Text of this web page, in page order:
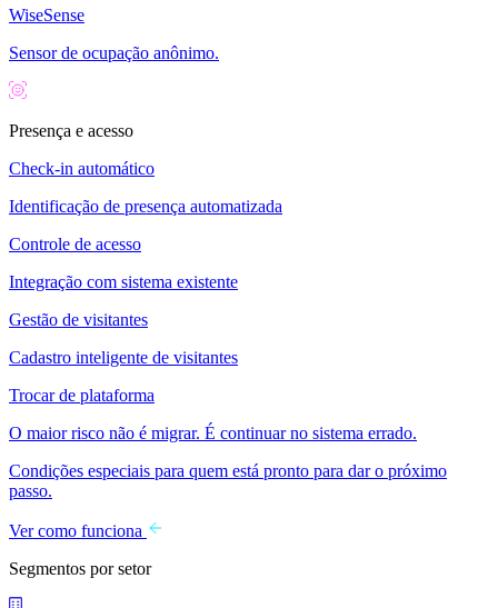
WiseSense
Sensor de ocupação anônimo.
Presença e acesso
Check-in automático
Identificação de presença automatizada
Controle de acesso
Integração com sistema existente
Gestão de visitantes
Cadastro inteligente de visitantes
Trocar de plataforma
O maior risco não é migrar. É continuar no sistema errado.
Condições especiais para quem está pronto para dar o próximo
passo.
Ver como funciona
Segmentos por setor